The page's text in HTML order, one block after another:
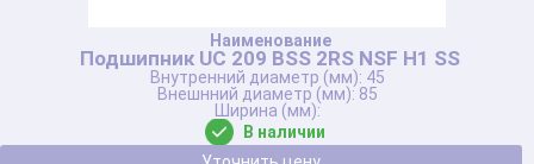
Подшипник UC 209 BSS 2RS NSF H1 SS
45
85
В наличии